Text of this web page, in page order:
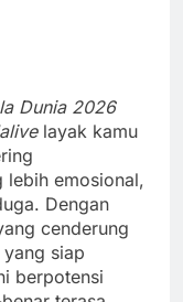
Dunia 2026
layak kamu
lebih emosional,
Dengan
cenderung
siap
berpotensi